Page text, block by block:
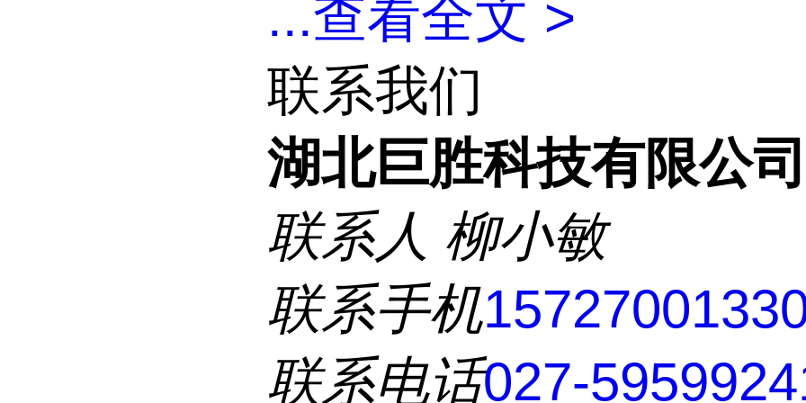
...查看全文 >
联系我们
湖北巨胜科技有限公司
联系人 柳小敏
联系手机
联系电话027-